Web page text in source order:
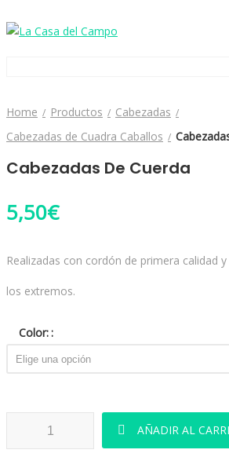
Home Productos
Cabezadas
Cabezadas de Cuadra Caballos
Cabezadas De Cuerda
5,50€
Realizadas con cordón de primera calidad
los extremos.
Color:
Cabezadas De Cuerda cantidad
AÑADIR AL